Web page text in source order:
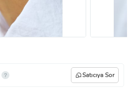
Satıcıya Sor